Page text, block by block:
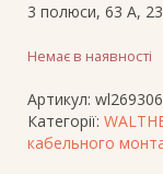
3 полюси, 63 A,
Немає в наявності
Артикул: wl269306
Категорії:
кабельного